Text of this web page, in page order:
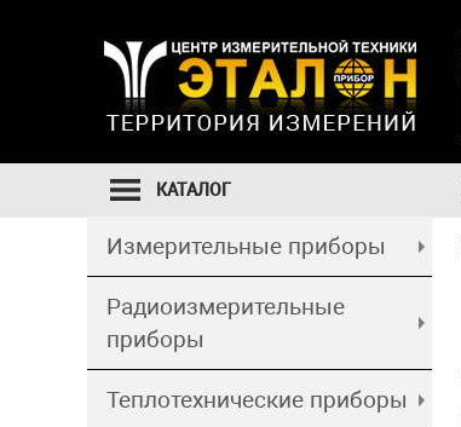
КАТАЛОГ
Измерительные приборы
Радиоизмерительные
приборы
Теплотехнические приборы